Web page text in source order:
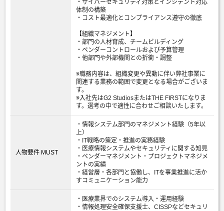
・サイバーセキュリティ対策とインシデント対応
体制の構築
・コスト最適化とコンプライアンス遵守の徹底
【組織マネジメント】
・部門の人材育成、チームビルディング
・ベンダーコントロールおよび予算管理
・他部門や外部機関との折衝・調整
※職務内容は、組織変更や異動に伴い弊社事業に
関連する業務の範囲で変更となる場合がございま
す。
※入社先はG2 StudiosまたはTHE FIRSTになりま
す。選考の中で適性に合わせご相談いたします。
人物要件 MUST
・情報システム部門のマネジメント経験（5年以
上）
・IT戦略の策定・推進の実務経験
・医療情報システムやセキュリティに関する知見
・ベンダーマネジメント・プロジェクトマネジメ
ントの実績
・経営層・各部門と協働し、ITを事業推進に活か
すコミュニケーション能力
・医療業界でのシステム導入・運用経験
・情報処理安全確保支援士、CISSPなどセキュリ